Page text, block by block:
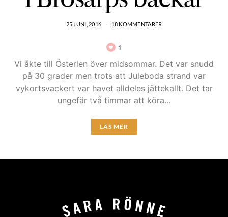
25 JUNI, 2016 18 KOMMENTARER
1
Vi åkte till Österlen över midsommar. Det var snudd
på 30 grader men trots att Juleboda strand var
vykortsvackert var havet alldeles jättekallt. Det tar
ungefär två timmar att köra…
LÄS MER